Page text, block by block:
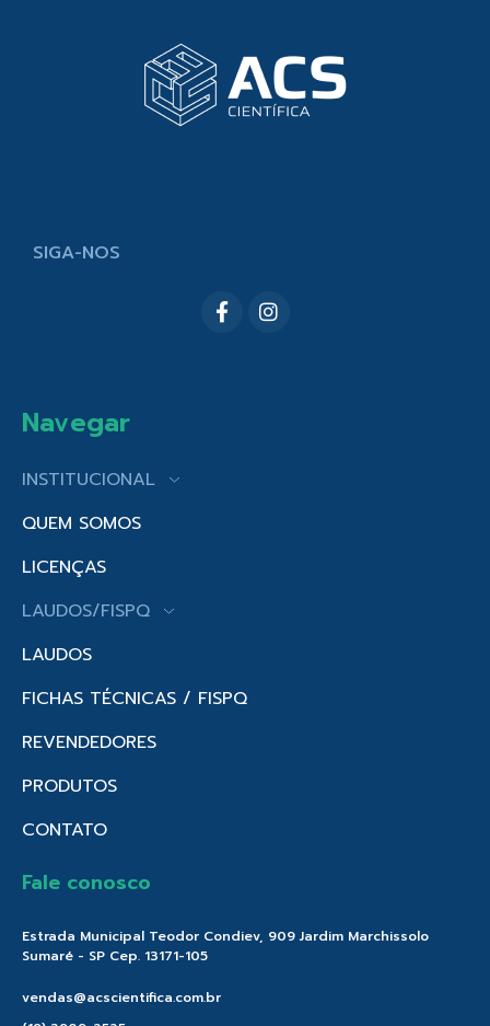
SIGA-NOS
Navegar
INSTITUCIONAL
QUEM SOMOS
LICENÇAS
LAUDOS/FISPQ
LAUDOS
FICHAS TÉCNICAS / FISPQ
REVENDEDORES
PRODUTOS
CONTATO
Fale conosco
Estrada Municipal Teodor Condiev, 909 Jardim Marchissolo
Sumaré - SP Cep. 13171-105
vendas@acscientifica.com.br